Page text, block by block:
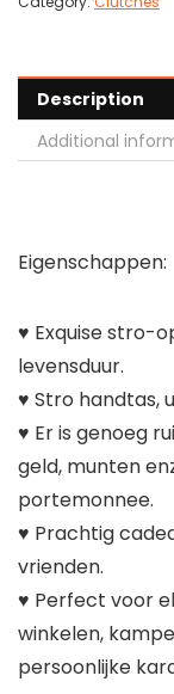
Description
Additional
Eigenschappen:
♥ Exquise stro-
levensduur.
♥ Stro handtas,
♥ Er is genoeg
geld, munten
portemonnee.
♥ Prachtig
vrienden.
♥ Perfect voor
winkelen,
persoonlijke